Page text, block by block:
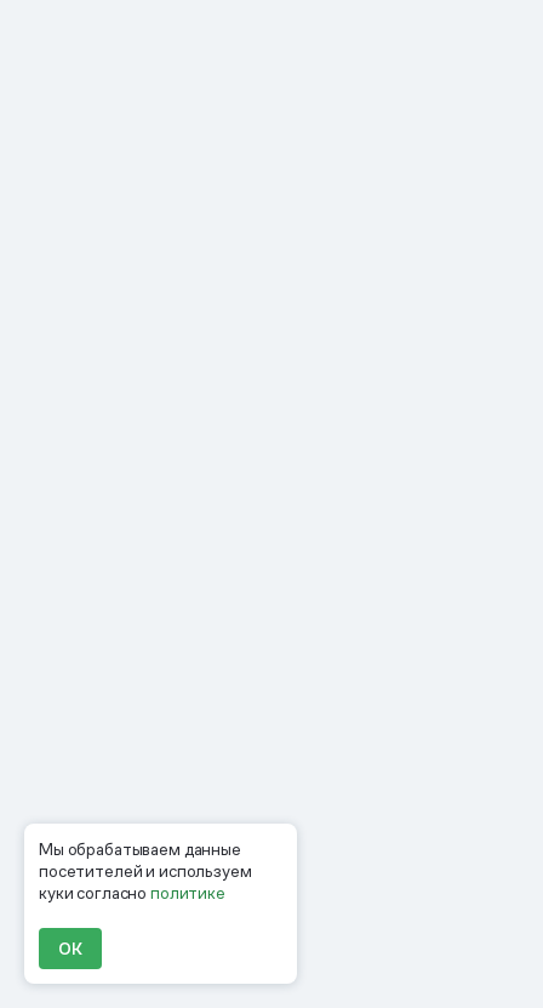
Мы обрабатываем данные
посетителей и используем
куки согласнополитике
ОК